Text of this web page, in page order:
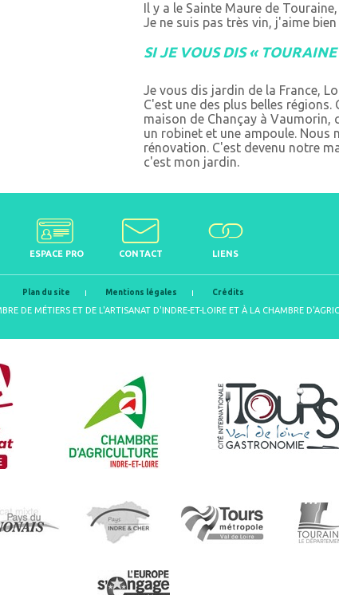
Il y a le Sainte Maure de
Je ne suis pas très vin, j'aime
SI JE VOUS DIS « TOURAINE
Je vous dis jardin de la France,
C'est une des plus belles
maison de Chançay à Vaumorin,
un robinet et une ampoule. Nous
rénovation. C'est devenu notre
c'est mon jardin.
ESPACE PRO CONTACT LIENS
Plan du site Mentions légales Crédits
DE MÉTIERS ET DE L'ARTISANAT D'INDRE-ET-LOIRE ET À LA CHAMBRE